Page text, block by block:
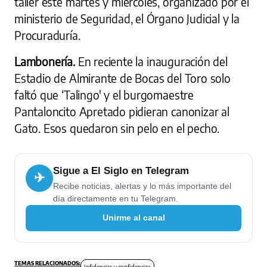
ministerio de Seguridad, el Órgano Judicial y la
Procuraduría.
Lambonería. En reciente la inauguración del
Estadio de Almirante de Bocas del Toro solo
faltó que ‘Talingo' y el burgomaestre
Pantaloncito Apretado pidieran canonizar al
Gato. Esos quedaron sin pelo en el pecho.
✈ Sigue a El Siglo en Telegram
Recibe noticias, alertas y lo más importante del
día directamente en tu Telegram.
Unirme al canal